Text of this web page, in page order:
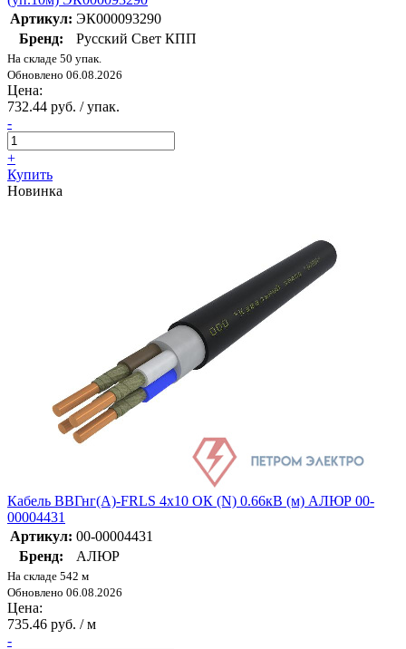
Артикул: ЭК000093290
Бренд:
Русский Свет КПП
На складе 50 упак.
Обновлено 06.08.2026
Цена:
732.44 руб. / упак.
-
+
Купить
Новинка
Кабель ВВГнг(А)-FRLS 4х10 ОК (N) 0.66кВ (м) АЛЮР 00-
00004431
Артикул: 00-00004431
Бренд:
АЛЮР
На складе 542 м
Обновлено 06.08.2026
Цена:
735.46 руб. / м
-